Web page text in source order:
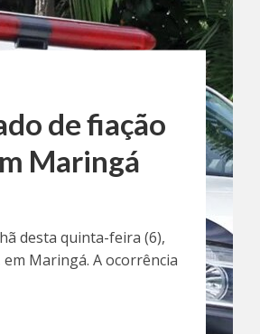
de fiação
Maringá
desta quinta-feira (6),
Maringá. A ocorrência